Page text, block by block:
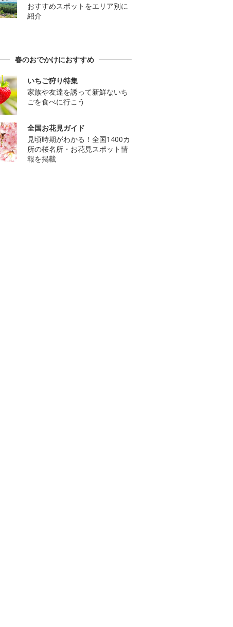
おすすめスポットをエリア別に
紹介
春のおでかけにおすすめ
いちご狩り特集
家族や友達を誘って新鮮ないち
ごを食べに行こう
全国お花見ガイド
見頃時期がわかる！全国1400カ
所の桜名所・お花見スポット情
報を掲載